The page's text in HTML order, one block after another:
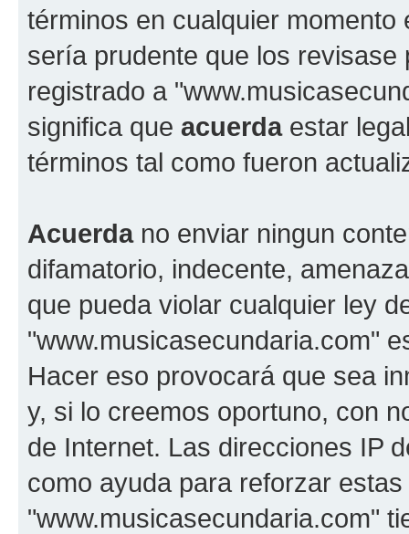
términos en cualquier
sería prudente que los
registrado a
significa que acuerdaestar
términos tal como fueron
Acuerdano enviar ningun
difamatorio, indecente,
que pueda violar cualquier ley
"www.musicasecundaria.com"
Hacer eso provocará que sea
y, si lo creemos oportuno, con
de Internet. Las direcciones IP
como ayuda para reforzar
"www.musicasecundaria.com"